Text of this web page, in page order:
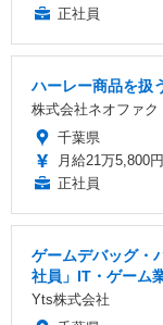
正社員
ハーレー商品を扱
株式会社ネオファク
千葉県
月給21万5,800
正社員
ゲームデバッグ・
社員」IT・ゲーム
Yts株式会社